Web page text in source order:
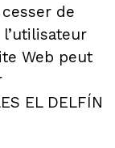
de
Web peut
EL DELFÍN